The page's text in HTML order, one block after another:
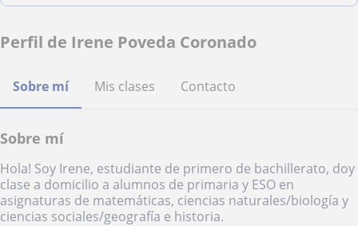
Perfil de Irene Poveda Coronado
Sobre mí Mis clases Contacto
Sobre mí
Hola! Soy Irene, estudiante de primero de bachillerato, doy
clase a domicilio a alumnos de primaria y ESO en
asignaturas de matemáticas, ciencias naturales/biología y
ciencias sociales/geografía e historia.